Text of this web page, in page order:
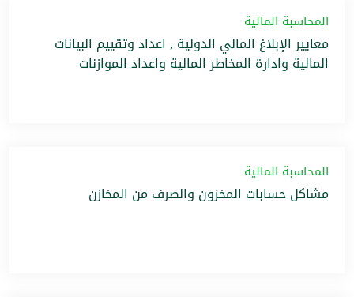
المحاسبة المالية
معايير الإبلاغ المالي الدولية , اعداد وتقييم البيانات
المالية وادارة المخاطر المالية واعداد الموازنات
المحاسبة المالية
مشاكل حسابات المخزون والصرف من المخازن